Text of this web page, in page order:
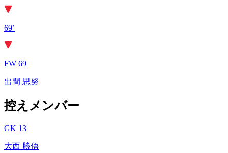
69’
FW 69
出間 思努
控えメンバー
GK 13
大西 勝俉